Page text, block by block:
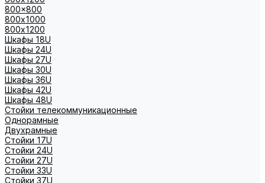
800x800
800х1000
800х1200
Шкафы 18U
Шкафы 24U
Шкафы 27U
Шкафы 30U
Шкафы 36U
Шкафы 42U
Шкафы 48U
Стойки телекоммуникационные
Однорамные
Двухрамные
Стойки 17U
Стойки 24U
Стойки 27U
Стойки 33U
Стойки 37U